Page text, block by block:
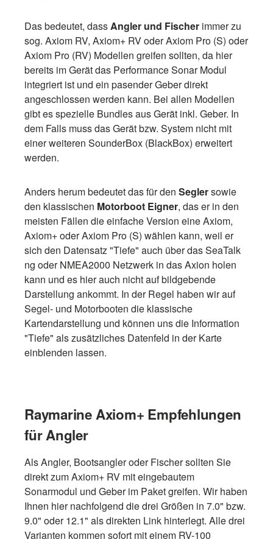
Das bedeutet, dassAngler und Fischer immer zu
sog. Axiom RV, Axiom+ RV oder Axiom Pro (S) oder
Axiom Pro (RV) Modellen greifen sollten, da hier
bereits im Gerät das Performance Sonar Modul
integriert ist und ein pasender Geber direkt
angeschlossen werden kann. Bei allen Modellen
gibt es spezielle Bundles aus Gerät inkl. Geber. In
dem Falls muss das Gerät bzw. System nicht mit
einer weiteren SounderBox (BlackBox) erweitert
werden.
Anders herum bedeutet das für den Seglersowie
den klassischen Motorboot Eigner, das er in den
meisten Fällen die einfache Version eine Axiom,
Axiom+ oder Axiom Pro (S) wählen kann, weil er
sich den Datensatz "Tiefe" auch über das SeaTalk
ng oder NMEA2000 Netzwerk in das Axion holen
kann und es hier auch nicht auf bildgebende
Darstellung ankommt. In der Regel haben wir auf
Segel- und Motorbooten die klassische
Kartendarstellung und können uns die Information
"Tiefe" als zusätzliches Datenfeld in der Karte
einblenden lassen.
Raymarine Axiom+ Empfehlungen
für Angler
Als Angler, Bootsangler oder Fischer sollten Sie
direkt zum Axiom+ RV mit eingebautem
Sonarmodul und Geber im Paket greifen. Wir haben
Ihnen hier nachfolgend die drei Größen in 7.0" bzw.
9.0" oder 12.1" als direkten Link hinterlegt. Alle drei
Varianten kommen sofort mit einem RV-100